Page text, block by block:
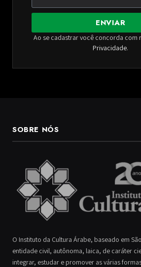
ENVIAR
Ao se cadastrar você concorda com
Privacidade.
SOBRE NÓS
O Instituto da Cultura Árabe, baseado em
entidade civil, autônoma, laica, de caráter
integrar, estudar e promover as várias